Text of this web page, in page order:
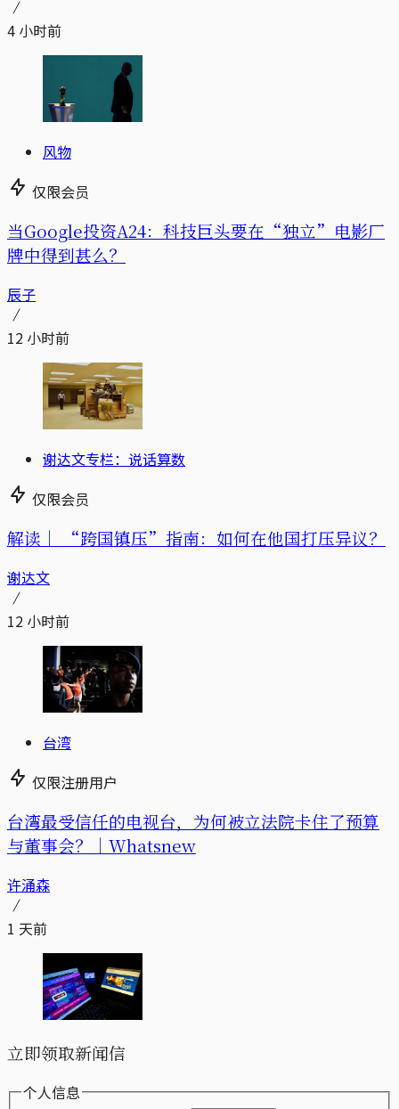
4 小时前
风物
仅限会员
当Google投资A24：科技巨头要在“独立”电影厂
牌中得到甚么？
辰子
12 小时前
谢达文专栏：说话算数
仅限会员
解读｜ “跨国镇压”指南：如何在他国打压异议？
谢达文
12 小时前
台湾
仅限注册用户
台湾最受信任的电视台，为何被立法院卡住了预算
与董事会？｜Whatsnew
许涌森
1 天前
立即领取新闻信
个人信息